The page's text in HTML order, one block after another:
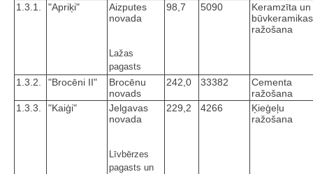
1.3.1.
"Apriķi"
Aizputes
novada
Lažas
pagasts
98,7 5090
Keramzīta un
būvkeramikas
ražošana
1.3.2. "Brocēni II"
Brocēnu
novads
242,0 33382
Cementa
ražošana
1.3.3.
"Kaiģi"
Jelgavas
novada
Līvbērzes
pagasts un
229,2 4266
Ķieģeļu
ražošana